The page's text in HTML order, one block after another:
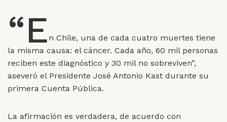
“E n Chile, una de cada cuatro muertes tiene
la misma causa: el cáncer. Cada año, 60 mil personas
reciben este diagnóstico y 30 mil no sobreviven”,
aseveró el Presidente José Antonio Kast durante su
primera Cuenta Pública.
La afirmación es verdadera, de acuerdo con